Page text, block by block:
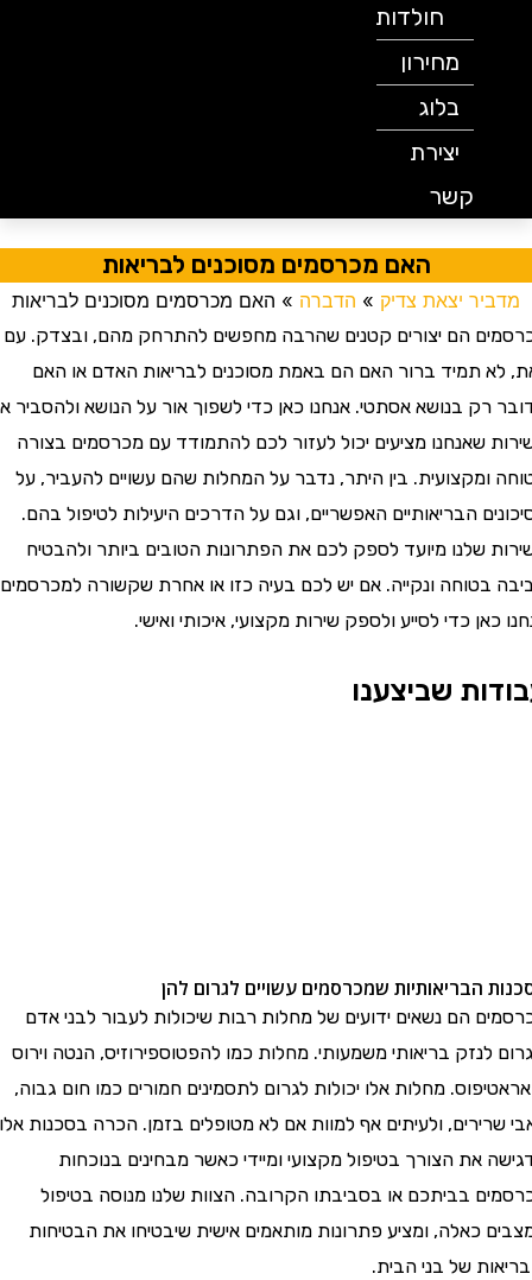
חולדות
מחירון
בלוג
יצירת
קשר
האם מכרסמים מסוכנים לבריאות
יצאת צדיק» הדברה» האם מכרסמים מסוכנים לבריאות
הם יצורים קטנים שהרבה מחפשים להתרחק מהם, ובצדק. עם
לא תמיד ברור האם הם באמת מסוכנים לבריאות האדם או האם
רק בנושא אסתטי. אנחנו כאן כדי לשפוך אור על הנושא ולהסביר איך
שאנחנו מציעים יכול לעזור לכם להתמודד עם מכרסמים בצורה
ומקצועית. בין היתר, נדבר על המחלות שהם עשויים להעביר, על
הבריאותיים האפשריים, וגם על הדרכים היעילות לטיפול בהם.
שלנו מיועד לספק לכם את הפתרונות הטובים ביותר ולהבטיח
בטוחה ונקייה. אם יש לכם בעיה כזו או אחרת שקשורה למכרסמים,
כאן כדי לסייע ולספק שירות מקצועי, איכותי ואישי.
שביצענו
הבריאותיות שמכרסמים עשויים לגרום להן
הם נשאים ידועים של מחלות רבות שיכולות לעבור לבני אדם
לנזק בריאותי משמעותי. מחלות כמו להפטוספירוזיס, הנטה וירוס
מחלות אלו יכולות לגרום לתסמינים חמורים כמו חום גבוה,
שרירים, ולעיתים אף למוות אם לא מטופלים בזמן. הכרה בסכנות אלו
את הצורך בטיפול מקצועי ומיידי כאשר מבחינים בנוכחות
בביתכם או בסביבתו הקרובה. הצוות שלנו מנוסה בטיפול
כאלה, ומציע פתרונות מותאמים אישית שיבטיחו את הבטיחות
של בני הבית.